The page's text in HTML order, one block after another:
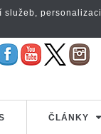
ČLÁNKY